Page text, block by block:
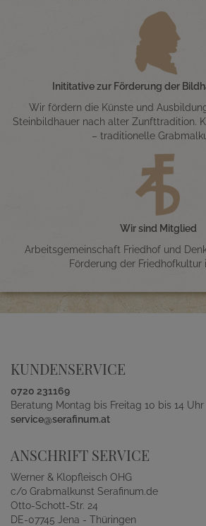
Inititative zur Förderung der
Wir fördern die Künste und
Steinbildhauer nach alter Zunfttradition.
– traditionelle
Wir sind Mitglied
Arbeitsgemeinschaft Friedhof und
Förderung der Friedhofkultur
KUNDENSERVICE
0720 231169
Beratung Montag bis Freitag 10 bis 14 Uhr
service@serafinum.at
ANSCHRIFT SERVICE
Werner & Klopfleisch OHG
c/o Grabmalkunst Serafinum.de
Otto-Schott-Str. 24
DE-07745 Jena - Thüringen